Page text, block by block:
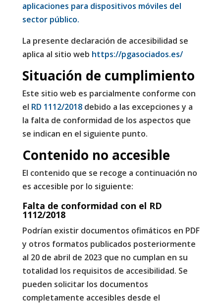
aplicaciones para dispositivos móviles del
sector público.
La presente declaración de accesibilidad se
aplica al sitio web https://pgasociados.es/
Situación de cumplimiento
Este sitio web es parcialmente conforme con
el RD 1112/2018debido a las excepciones y a
la falta de conformidad de los aspectos que
se indican en el siguiente punto.
Contenido no accesible
El contenido que se recoge a continuación no
es accesible por lo siguiente:
Falta de conformidad con el RD
1112/2018
Podrían existir documentos ofimáticos en PDF
y otros formatos publicados posteriormente
al 20 de abril de 2023 que no cumplan en su
totalidad los requisitos de accesibilidad. Se
pueden solicitar los documentos
completamente accesibles desde el